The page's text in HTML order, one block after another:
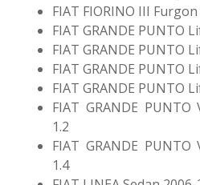
FIAT FIORINO III
FIAT GRANDE PUNTO
FIAT GRANDE PUNTO
FIAT GRANDE PUNTO
FIAT GRANDE PUNTO
FIAT GRANDE
1.2
FIAT GRANDE
1.4